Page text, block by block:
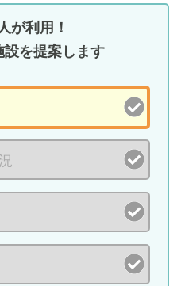
が利用！
設を提案します